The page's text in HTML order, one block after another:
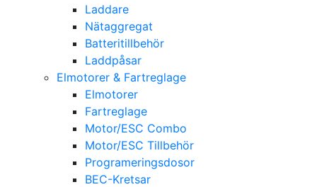
Laddare
Nätaggregat
Batteritillbehör
Laddpåsar
Elmotorer & Fartreglage
Elmotorer
Fartreglage
Motor/ESC Combo
Motor/ESC Tillbehör
Programeringsdosor
BEC-Kretsar